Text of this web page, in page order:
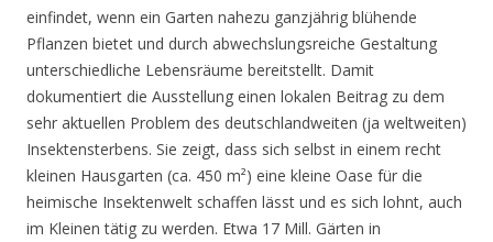
einfindet, wenn ein Garten nahezu ganzjährig blühende
Pflanzen bietet und durch abwechslungsreiche Gestaltung
unterschiedliche Lebensräume bereitstellt. Damit
dokumentiert die Ausstellung einen lokalen Beitrag zu dem
sehr aktuellen Problem des deutschlandweiten (ja weltweiten)
Insektensterbens. Sie zeigt, dass sich selbst in einem recht
kleinen Hausgarten (ca. 450 m²) eine kleine Oase für die
heimische Insektenwelt schaffen lässt und es sich lohnt, auch
im Kleinen tätig zu werden. Etwa 17 Mill. Gärten in